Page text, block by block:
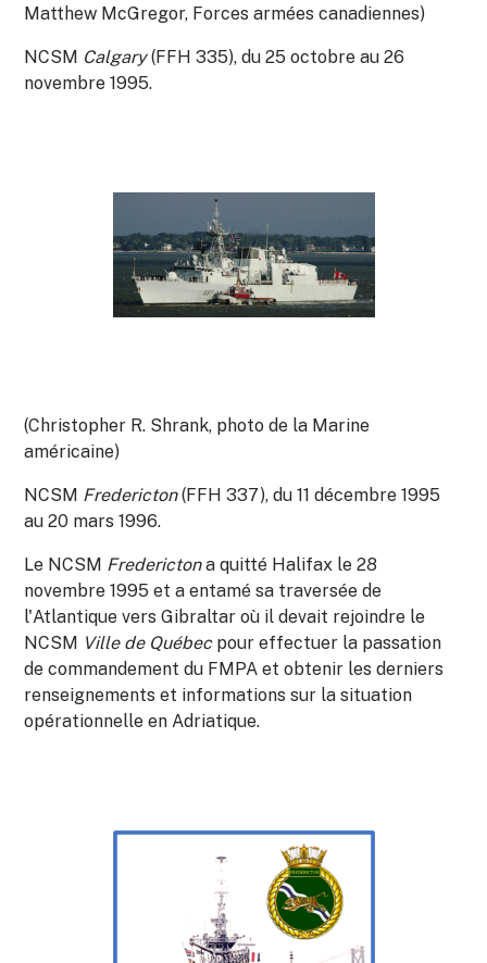
Matthew McGregor, Forces armées canadiennes)
NCSM Calgary(FFH 335), du 25 octobre au 26
novembre 1995.
(Christopher R. Shrank, photo de la Marine
américaine)
NCSM Fredericton(FFH 337), du 11 décembre 1995
au 20 mars 1996.
Le NCSM Frederictona quitté Halifax le 28
novembre 1995 et a entamé sa traversée de
l'Atlantique vers Gibraltar où il devait rejoindre le
NCSM Ville de Québecpour effectuer la passation
de commandement du FMPA et obtenir les derniers
renseignements et informations sur la situation
opérationnelle en Adriatique.